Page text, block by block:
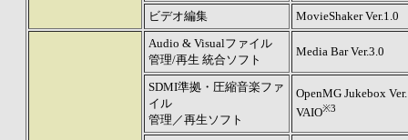
ビデオ編集 MovieShaker Ver.1.0
Audio & Visualファイル
管理/再生 統合ソフト
Media Bar Ver.3.0
SDMI準拠・圧縮音楽ファ
イル
管理／再生ソフト
OpenMG Jukebox
VAIO※3